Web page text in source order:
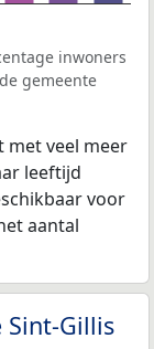
inwoners
gemeente
met veel meer
leeftijd
voor
aantal
Sint-Gillis